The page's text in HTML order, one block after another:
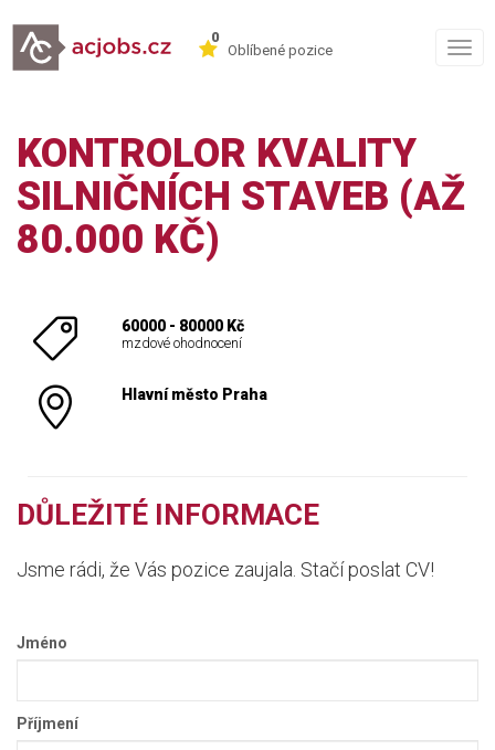
0
Oblíbené pozice
KONTROLOR KVALITY
SILNIČNÍCH STAVEB (AŽ
80.000 KČ)
60000 - 80000 Kč
mzdové ohodnocení
Hlavní město Praha
DŮLEŽITÉ INFORMACE
Jsme rádi, že Vás pozice zaujala. Stačí poslat CV!
Jméno
Příjmení